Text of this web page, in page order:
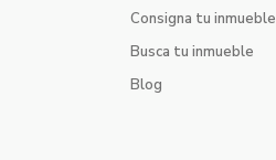
Consigna tu inmueble
Busca tu inmueble
Blog